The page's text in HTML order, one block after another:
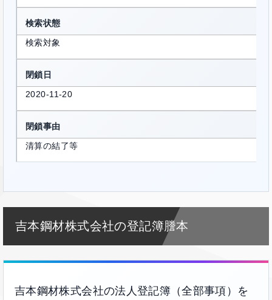
検索状態
検索対象
閉鎖日
2020-11-20
閉鎖事由
清算の結了等
吉本鋼材株式会社の登記簿謄本
吉本鋼材株式会社の法人登記簿（全部事項）を